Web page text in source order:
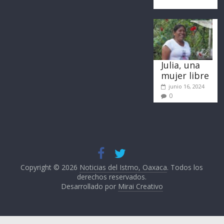
Julia, una
mujer libre
junio 16, 2024
0
Copyright © 2026 Noticias del Istmo, Oaxaca. Todos los
derechos reservados.
Desarrollado por Mirai Creativo